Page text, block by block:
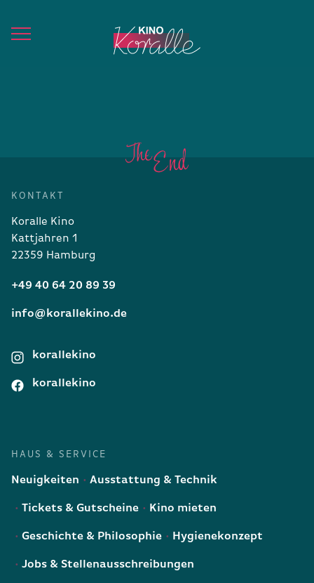
KONTAKT
Koralle Kino
Kattjahren 1
22359 Hamburg
+49 40 64 20 89 39
info@korallekino.de
korallekino
korallekino
HAUS & SERVICE
Neuigkeiten Ausstattung & Technik
Tickets & Gutscheine Kino mieten
Geschichte & Philosophie Hygienekonzept
Jobs & Stellenausschreibungen